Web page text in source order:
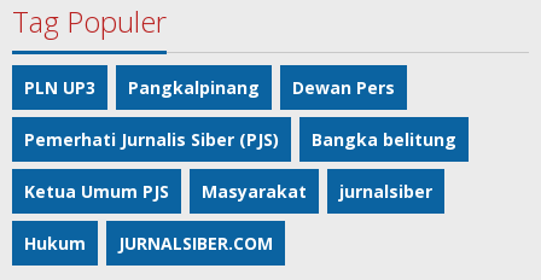
Tag Populer
PLN UP3 Pangkalpinang Dewan Pers
Pemerhati Jurnalis Siber (PJS) Bangka belitung
Ketua Umum PJS Masyarakat jurnalsiber
Hukum JURNALSIBER.COM